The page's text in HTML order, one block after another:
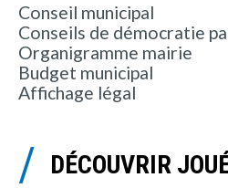
Conseil municipal
Conseils de démocratie
Organigramme mairie
Budget municipal
Affichage légal
DÉCOUVRIR